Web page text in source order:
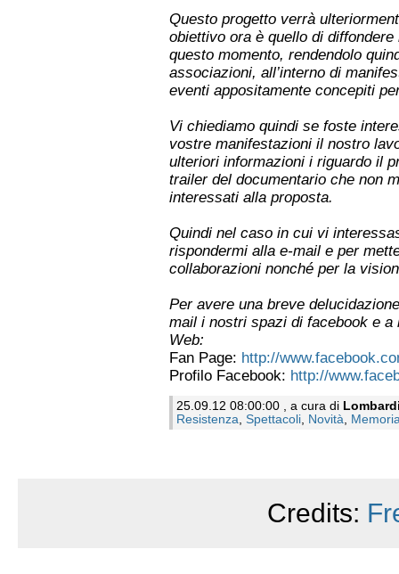
Questo progetto verrà
obiettivo ora è quello di
questo momento, rendendolo
associazioni, all’interno di
eventi appositamente concepiti
Vi chiediamo quindi se foste
vostre manifestazioni il nostro
ulteriori informazioni i riguardo il
trailer del documentario che non
interessati alla proposta.
Quindi nel caso in cui vi
rispondermi alla e-mail e per
collaborazioni nonché per la
Per avere una breve
mail i nostri spazi di facebook e
Web:
Fan Page: http://
Profilo Facebook: http://
25.09.12 08:00:00 , a cura di
Resistenza Spettacoli Novità
Credits: